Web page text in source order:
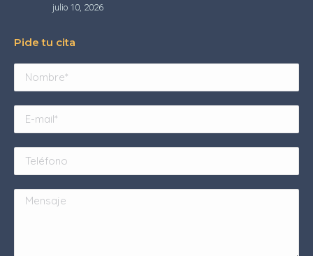
julio 10, 2026
Pide tu cita